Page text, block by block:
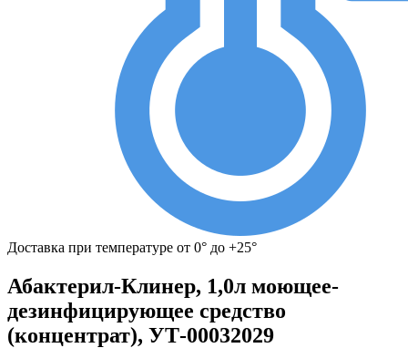
Доставка при температуре от 0° до +25°
Абактерил-Клинер, 1,0л моющее-
дезинфицирующее средство
(концентрат), УТ-00032029